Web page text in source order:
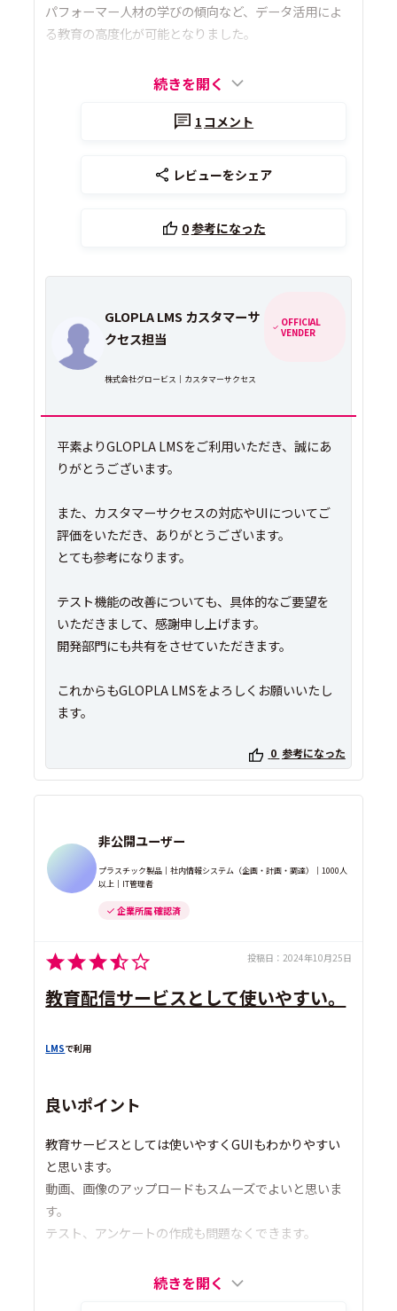
パフォーマー人材の学びの傾向など、データ活用によ
る教育の高度化が可能となりました。
続きを開く
1 コメント
レビューをシェア
0参考になった
GLOPLA LMS カスタマーサ
クセス担当
OFFICIAL
VENDER
株式会社グロービス｜カスタマーサクセス
平素よりGLOPLA LMSをご利用いただき、誠にあ
りがとうございます。
また、カスタマーサクセスの対応やUIについてご
評価をいただき、ありがとうございます。
とても参考になります。
テスト機能の改善についても、具体的なご要望を
いただきまして、感謝申し上げます。
開発部門にも共有をさせていただきます。
これからもGLOPLA LMSをよろしくお願いいたし
ます。
0 参考になった
非公開ユーザー
プラスチック製品｜社内情報システム（企画・計画・調達）｜1000人
以上｜IT管理者
企業所属 確認済
投稿日： 2024年10月25日
教育配信サービスとして使いやすい。
LMSで利用
良いポイント
教育サービスとしては使いやすくGUIもわかりやすい
と思います。
動画、画像のアップロードもスムーズでよいと思いま
す。
テスト、アンケートの作成も問題なくできます。
続きを開く